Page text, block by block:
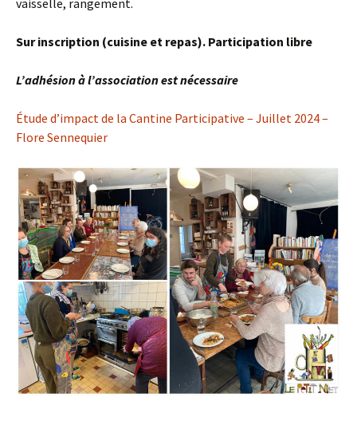
vaisselle, rangement.
Sur inscription (cuisine et repas). Participation libre
L’adhésion à l’association est nécessaire
Étude d’impact de la Cantine Participative – Juillet 2024 –
Flore Sennequier